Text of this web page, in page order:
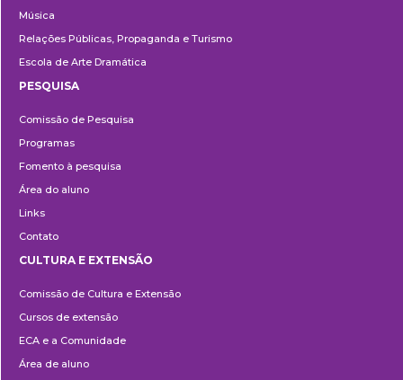
Música
Relações Públicas, Propaganda e Turismo
Escola de Arte Dramática
PESQUISA
Comissão de Pesquisa
Programas
Fomento à pesquisa
Área do aluno
Links
Contato
e
Extensão
CULTURA E EXTENSÃO
Comissão de Cultura e Extensão
Cursos de extensão
ECA e a Comunidade
Área de aluno